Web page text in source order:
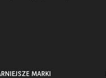
MARKI